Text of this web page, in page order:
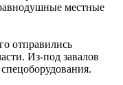
в Самарской
заместитель
и налогам
развитие
местные
отправились
Из-под завалов